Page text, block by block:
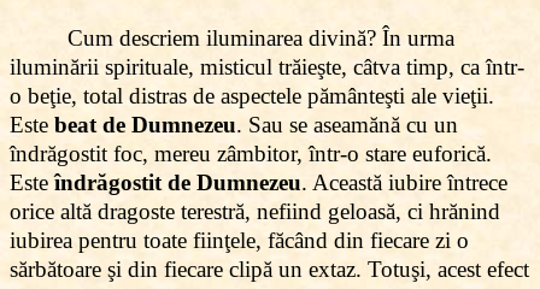
Cum descriem iluminarea divină? În urma
iluminării spirituale, misticul trăieşte, câtva timp, ca într-
o beţie, total distras de aspectele pământeşti ale vieţii.
Este beat de Dumnezeu. Sau se aseamănă cu un
îndrăgostit foc, mereu zâmbitor, într-o stare euforică.
Esteîndrăgostit de Dumnezeu. Această iubire întrece
orice altă dragoste terestră, nefiind geloasă, ci hrănind
iubirea pentru toate fiinţele, făcând din fiecare zi o
sărbătoare şi din fiecare clipă un extaz. Totuşi, acest efect